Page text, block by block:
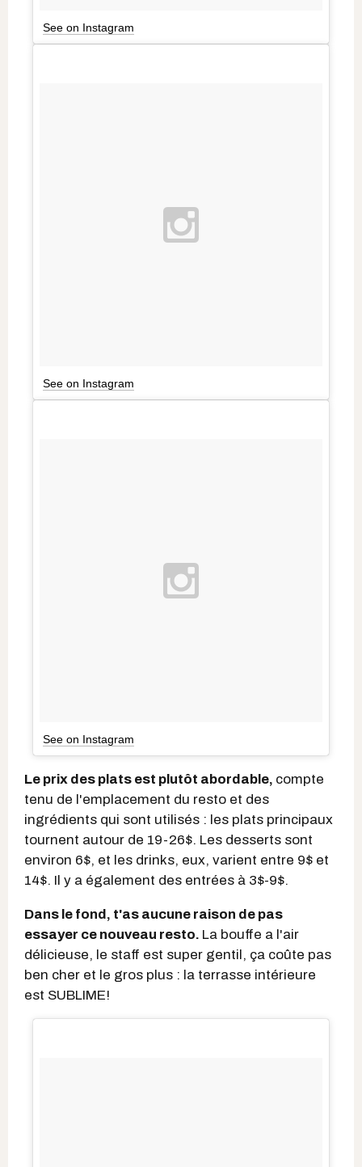
See on Instagram
See on Instagram
See on Instagram
Le prix des plats est plutôt abordable, compte
tenu de l'emplacement du resto et des
ingrédients qui sont utilisés : les plats principaux
tournent autour de 19-26$. Les desserts sont
environ 6$, et les drinks, eux, varient entre 9$ et
14$. Il y a également des entrées à 3$-9$.
Dans le fond, t'as aucune raison de pas
essayer ce nouveau resto. La bouffe a l'air
délicieuse, le staff est super gentil, ça coûte pas
ben cher et le gros plus : la terrasse intérieure
est SUBLIME!